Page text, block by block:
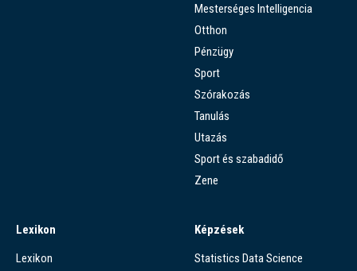
Mesterséges Intelligencia
Otthon
Pénzügy
Sport
Szórakozás
Tanulás
Utazás
Sport és szabadidő
Zene
Lexikon
Lexikon
Képzések
Statistics Data Science